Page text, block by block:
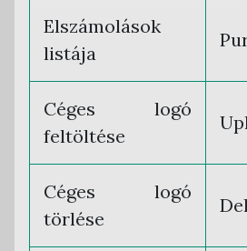
Elszámolások
listája
Céges logó
feltöltése
Céges logó
törlése